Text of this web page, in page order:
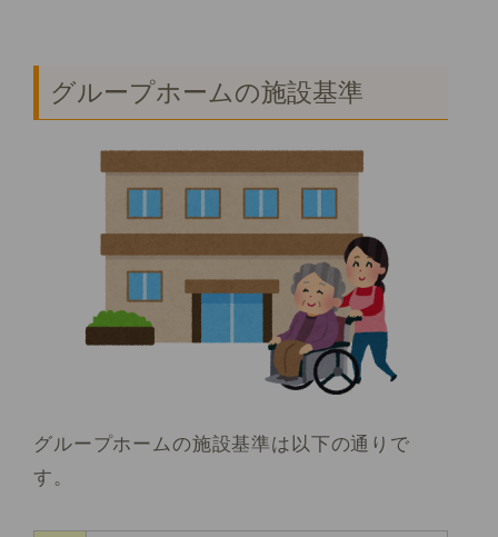
グループホームの施設基準
グループホームの施設基準は以下の通りで
す。